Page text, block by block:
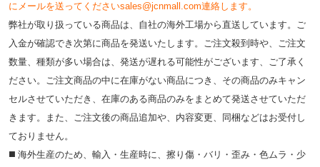
にメールを送ってくださいsales@jcnmall.com連絡します。
弊社が取り扱っている商品は、自社の海外工場から直送しています。ご
入金が確認でき次第に商品を発送いたします。ご注文殺到時や、ご注文
数量、種類が多い場合は、発送が遅れる可能性がございます、ご了承く
ださい。ご注文商品の中に在庫がない商品につき、その商品のみキャン
セルさせていただき、在庫のある商品のみをまとめて発送させていただ
きます。また、ご注文後の商品追加や、内容変更、同梱などはお受付し
ておりません。
◼️ 海外⽣産のため、輸⼊・⽣産時に、擦り傷・バリ・歪み・色ムラ・少